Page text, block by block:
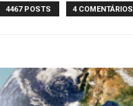
4467 POSTS 4 COMENTÁRIOS